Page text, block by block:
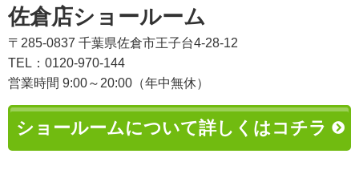
佐倉店ショールーム
〒285-0837 千葉県佐倉市王子台4-28-12
TEL：0120-970-144
営業時間 9:00～20:00（年中無休）
ショールームについて詳しくはコチラ